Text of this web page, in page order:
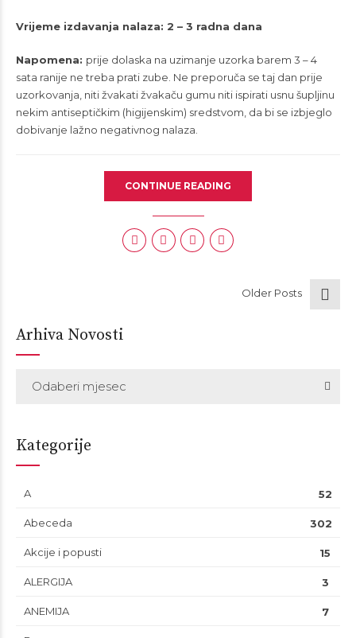
Vrijeme izdavanja nalaza: 2 – 3 radna dana
Napomena: prije dolaska na uzimanje uzorka barem 3 – 4
sata ranije ne treba prati zube. Ne preporuča se taj dan prije
uzorkovanja, niti žvakati žvakaču gumu niti ispirati usnu šupljinu
nekim antiseptičkim (higijenskim) sredstvom, da bi se izbjeglo
dobivanje lažno negativnog nalaza.
CONTINUE READING
Older Posts
Arhiva Novosti
Odaberi mjesec
Kategorije
A 52
Abeceda 302
Akcije i popusti 15
ALERGIJA 3
ANEMIJA 7